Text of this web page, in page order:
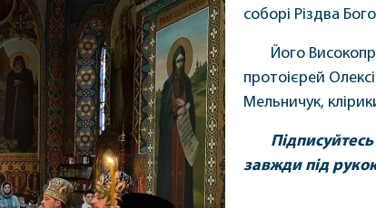
соборі Різдва
Його
протоієрей
Мельничук,
завжди під